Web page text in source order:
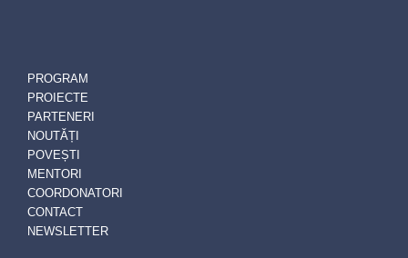
PROGRAM
PROIECTE
PARTENERI
NOUTĂȚI
POVEȘTI
MENTORI
COORDONATORI
CONTACT
NEWSLETTER